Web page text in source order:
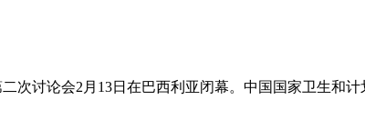
次讨论会2月13日在巴西利亚闭幕。中国国家卫生和